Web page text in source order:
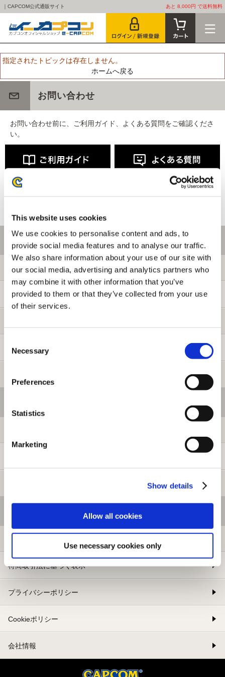
This website uses cookies
We use cookies to personalise content and ads, to
provide social media features and to analyse our traffic.
We also share information about your use of our site with
our social media, advertising and analytics partners who
may combine it with other information that you’ve
provided to them or that they’ve collected from your use
of their services.
Selection
Necessary
Preferences
Statistics
Marketing
Show details
Allow all cookies
Use necessary cookies only
｜CAPCOM公式通販サイト あと 8,000円 で送料無料
指定されたトピックは存在しません。
ホームへ戻る
お問い合わせ
お問い合わせ前に、ご利用ガイド、よくある質問をご確認くださ
い。
ご利用情報
初めての方へ
ご利用ガイド
お問い合わせ
特商取引法に基づく表示
プライバシーポリシー
Cookieポリシー
会社情報